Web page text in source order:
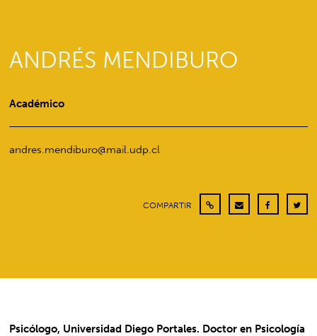
ANDRÉS MENDIBURO
Académico
andres.mendiburo@mail.udp.cl
COMPARTIR
Psicólogo, Universidad Diego Portales. Doctor en Psicología